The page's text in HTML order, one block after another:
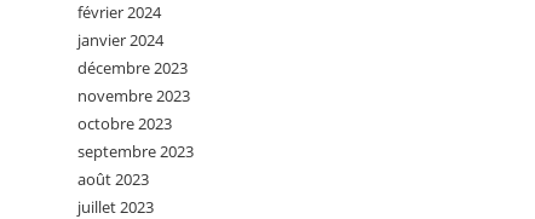
février 2024
janvier 2024
décembre 2023
novembre 2023
octobre 2023
septembre 2023
août 2023
juillet 2023